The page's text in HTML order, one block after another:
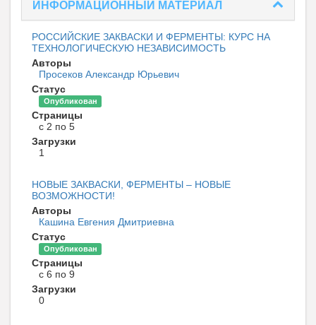
ИНФОРМАЦИОННЫЙ МАТЕРИАЛ
РОССИЙСКИЕ ЗАКВАСКИ И ФЕРМЕНТЫ: КУРС НА
ТЕХНОЛОГИЧЕСКУЮ НЕЗАВИСИМОСТЬ
Авторы
Просеков Александр Юрьевич
Статус
Опубликован
Страницы
с 2 по 5
Загрузки
1
НОВЫЕ ЗАКВАСКИ, ФЕРМЕНТЫ – НОВЫЕ
ВОЗМОЖНОСТИ!
Авторы
Кашина Евгения Дмитриевна
Статус
Опубликован
Страницы
с 6 по 9
Загрузки
0